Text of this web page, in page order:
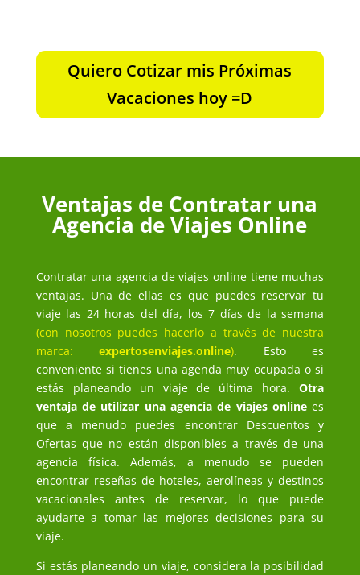
Quiero Cotizar mis Próximas
Vacaciones hoy =D
Ventajas de Contratar una
Agencia de Viajes Online
Contratar una agencia de viajes online tiene muchas
ventajas. Una de ellas es que puedes reservar tu
viaje las 24 horas del día, los 7 días de la semana
(con nosotros puedes hacerlo a través de nuestra
marca:expertosenviajes.online). Esto es
conveniente si tienes una agenda muy ocupada o si
estás planeando un viaje de última hora.Otra
ventaja de utilizar una agencia de viajes onlinees
que a menudo puedes encontrar Descuentos y
Ofertas que no están disponibles a través de una
agencia física. Además, a menudo se pueden
encontrar reseñas de hoteles, aerolíneas y destinos
vacacionales antes de reservar, lo que puede
ayudarte a tomar las mejores decisiones para su
viaje.
Si estás planeando un viaje, considera la posibilidad